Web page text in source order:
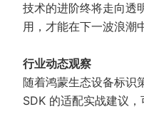
技术的进阶终将走向透
用，才能在下一波浪潮
行业动态观察
随着鸿蒙生态设备标识
SDK 的适配实战建议